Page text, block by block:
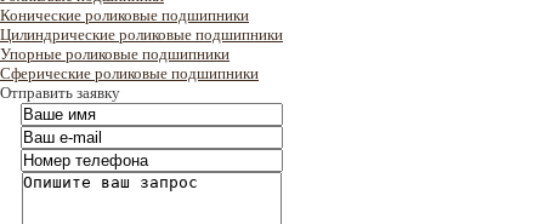
Конические роликовые подшипники
Цилиндрические роликовые подшипники
Упорные роликовые подшипники
Сферические роликовые подшипники
Отправить заявку